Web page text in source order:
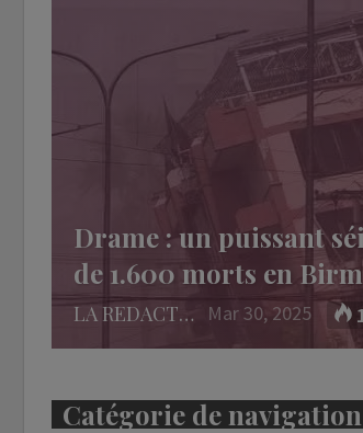
Drame : un puissant
de 1.600 morts en
LA REDACTION Mar 30, 2025
Catégorie de navigation